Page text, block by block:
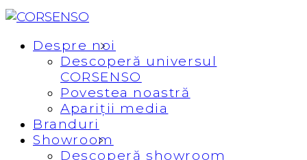
Despre noi
Descoperă universul
CORSENSO
Povestea noastră
Apariții media
Branduri
Showroom
Descoperă showroom